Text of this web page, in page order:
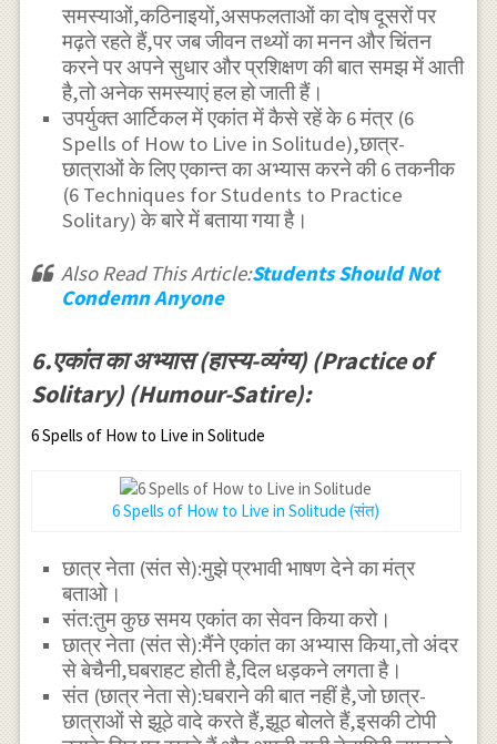
समस्याओं,कठिनाइयों,असफलताओं का दोष दूसरों पर
मढ़ते रहते हैं,पर जब जीवन तथ्यों का मनन और चिंतन
करने पर अपने सुधार और प्रशिक्षण की बात समझ में आती
है,तो अनेक समस्याएं हल हो जाती हैं।
उपर्युक्त आर्टिकल में एकांत में कैसे रहें के 6 मंत्र (6
Spells of How to Live in Solitude),छात्र-
छात्राओं के लिए एकान्त का अभ्यास करने की 6 तकनीक
(6 Techniques for Students to Practice
Solitary) के बारे में बताया गया है।
Also Read This Article:Students Should Not
Condemn Anyone
6.एकांत का अभ्यास (हास्य-व्यंग्य) (Practice of
Solitary) (Humour-Satire):
6 Spells of How to Live in Solitude
6 Spells of How to Live in Solitude (संत)
छात्र नेता (संत से):मुझे प्रभावी भाषण देने का मंत्र
बताओ।
संत:तुम कुछ समय एकांत का सेवन किया करो।
छात्र नेता (संत से):मैंने एकांत का अभ्यास किया,तो अंदर
से बेचैनी,घबराहट होती है,दिल धड़कने लगता है।
संत (छात्र नेता से):घबराने की बात नहीं है,जो छात्र-
छात्राओं से झूठे वादे करते हैं,झूठ बोलते हैं,इसकी टोपी